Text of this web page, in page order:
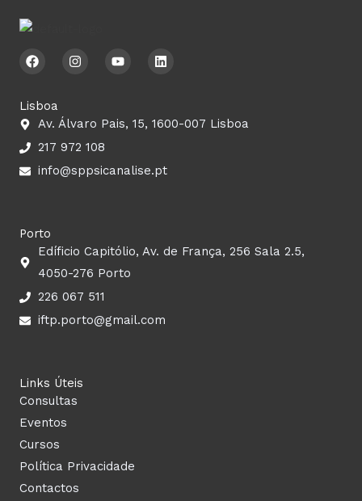
F
a
b
o
k
I
n
g
r
a
Y
o
b
e
L
i
d
i
Lisboa
Av. Álvaro Pais, 15, 1600-007 Lisboa
217 972 108
info@sppsicanalise.pt
Porto
Edíficio Capitólio, Av. de França, 256 Sala 2.5,
4050-276 Porto
226 067 511
iftp.porto@gmail.com
Links Úteis
Consultas
Eventos
Cursos
Política Privacidade
Contactos